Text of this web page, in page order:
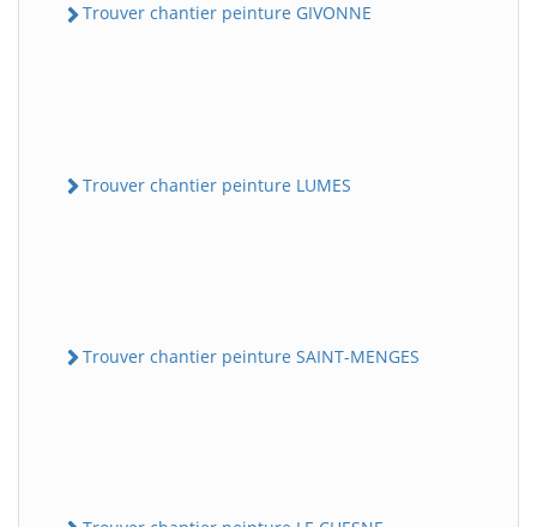
Trouver chantier peinture GIVONNE
Trouver chantier peinture LUMES
Trouver chantier peinture SAINT-MENGES